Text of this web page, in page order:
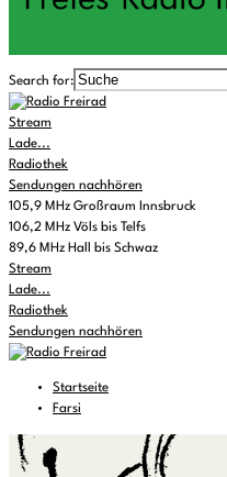
Search for:
Stream
Lade...
Radiothek
Sendungen nachhören
105,9 MHz Großraum Innsbruck
106,2 MHz Völs bis Telfs
89,6 MHz Hall bis Schwaz
Stream
Lade...
Radiothek
Sendungen nachhören
Startseite
Farsi